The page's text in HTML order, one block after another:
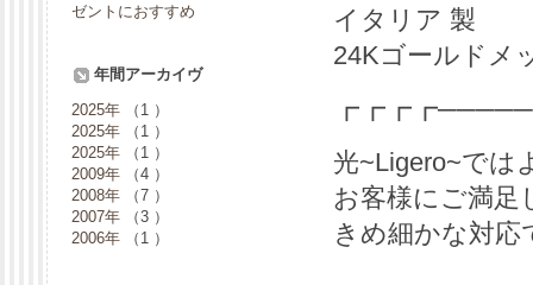
ゼントにおすすめ
年間アーカイヴ
2025年 （1 ）
2025年 （1 ）
2025年 （1 ）
2009年 （4 ）
2008年 （7 ）
2007年 （3 ）
2006年 （1 ）
イタリア 製
24Kゴールドメ
光~Ligero~では
お客様にご満足
きめ細かな対